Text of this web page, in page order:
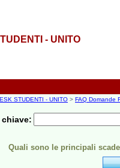
- UNITO
STUDENTI - UNITO > FAQ Domande
Quali sono le principali